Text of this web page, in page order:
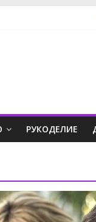
РУКОДЕЛИЕ